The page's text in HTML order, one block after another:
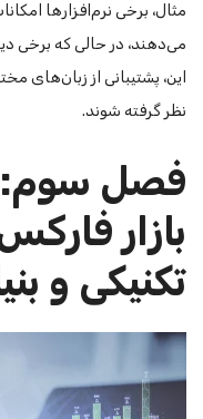
مثال، برخی نرم‌افزارها
می‌دهند، در حالی که برخی
این، پشتیبانی از زبان‌های
نظر گرفته شوند.
فصل سوم:
بازار
تکنیکی و